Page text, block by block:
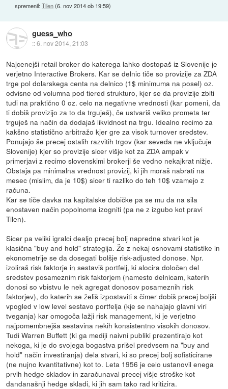
spremenil:Tilen(6. nov 2014 ob 19:59)
guess_who
::6. nov 2014, 21:03
Najcenejši retail broker do katerega lahko dostopaš iz Slovenije je
verjetno Interactive Brokers. Kar se delnic tiče so provizije za ZDA
trge pol dolarskega centa na delnico (1$ minimuma na posel) oz.
odvisne od volumna pod tiered strukturo, kjer se da provizije zbiti
tudi na praktično 0 oz. celo na negativne vrednosti (kar pomeni, da
ti dobiš provizijo za to da trguješ), če ustvariš veliko prometa ter
trguješ na način da dodajaš likvidnost na trgu. Idealno recimo za
kakšno statistično arbitražo kjer gre za visok turnover sredstev.
Ponujajo še precej ostalih razvitih trgov (kar seveda ne vključuje
Slovenije) kjer so provizije sicer višje kot za ZDA ampak v
primerjavi z recimo slovenskimi brokerji še vedno nekajkrat nižje.
Obstaja pa minimalna vrednost provizij, ki jih moraš nabrati na
mesec (mislim, da je 10$) sicer ti razliko do teh 10$ vzamejo z
računa.
Kar se tiče davka na kapitalske dobičke pa se mu da na sila
enostaven način popolnoma izogniti (pa ne z izgubo kot pravi
Tilen).
Sicer pa veliki igralci dealjo precej bolj napredne stvari kot je
klasična "buy and hold" strategija. Že z nekaj osnovami statistike in
ekonometrije se da dosegati bolšje risk-adjusted donose. Npr.
izoliraš risk faktorje in sestaviš portfelj, ki alocira določen del
sredstev posameznim risk faktorjem (namesto delnicam, katerih
donosi so vbistvu le nek agregat donosov posameznih risk
faktorjev), do katerih se želiš izpostaviti s čimer dobiš precej boljši
vpogled v low level sestavo portfelja (kje se nahajajo glavni viri
tveganja) kar omogoča lažji risk management, ki je verjetno
najpomembnejša sestavina nekih konsistentno visokih donosov.
Tudi Warren Buffett (ki ga mediji naivni publiki prezentirajo kot
nekoga, ki je do svojega bogastva prišel predvsem na "buy and
hold" način investiranja) dela stvari, ki so precej bolj sofisticirane
(ne nujno kvantitativne) kot to. Leta 1956 je celo ustanovil enega
prvih hedge skladov in zaračunaval precej višje stroške kot
dandanašnji hedge skladi, ki jih sam tako rad kritizira.